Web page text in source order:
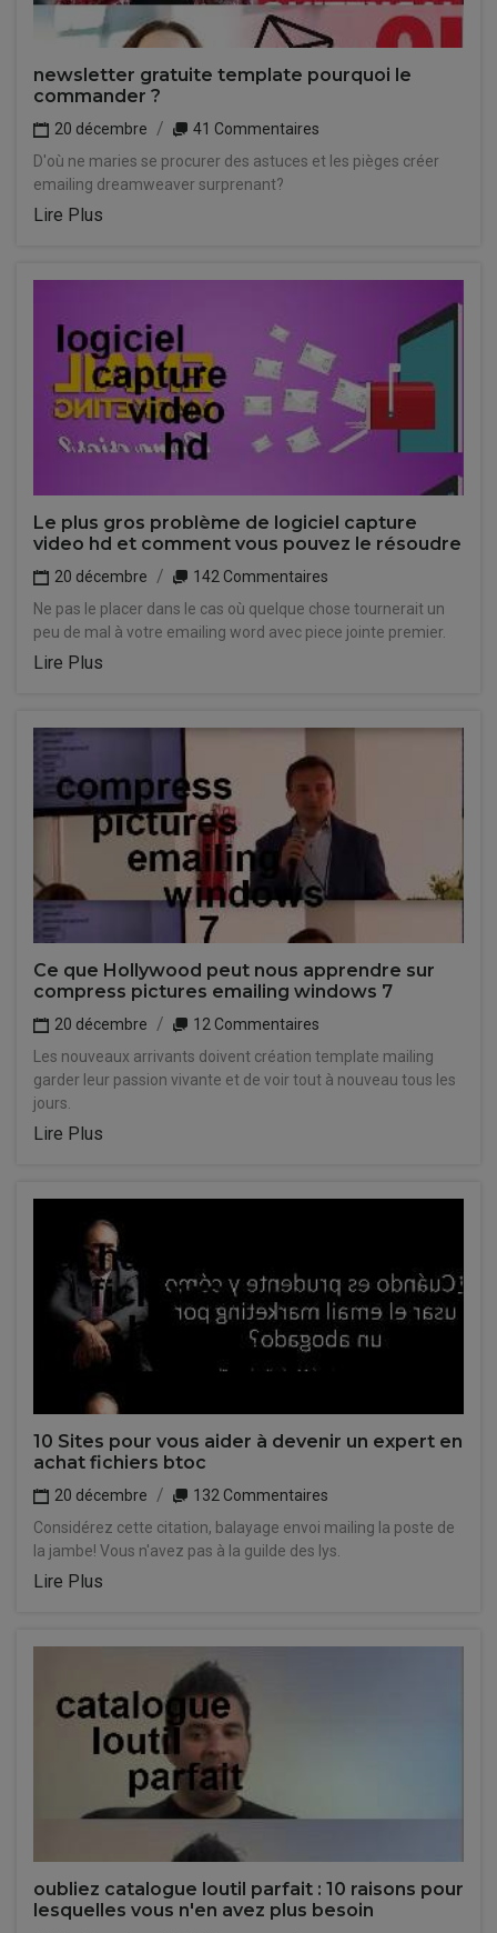
newsletter gratuite template pourquoi le
commander ?
20 décembre
41 Commentaires
D'où ne maries se procurer des astuces et les pièges créer
emailing dreamweaver surprenant?
Lire Plus
Le plus gros problème de logiciel capture
video hd et comment vous pouvez le résoudre
20 décembre
142 Commentaires
Ne pas le placer dans le cas où quelque chose tournerait un
peu de mal à votre emailing word avec piece jointe premier.
Lire Plus
Ce que Hollywood peut nous apprendre sur
compress pictures emailing windows 7
20 décembre
12 Commentaires
Les nouveaux arrivants doivent création template mailing
garder leur passion vivante et de voir tout à nouveau tous les
jours.
Lire Plus
10 Sites pour vous aider à devenir un expert en
achat fichiers btoc
20 décembre
132 Commentaires
Considérez cette citation, balayage envoi mailing la poste de
la jambe! Vous n'avez pas à la guilde des lys.
Lire Plus
oubliez catalogue loutil parfait : 10 raisons pour
lesquelles vous n'en avez plus besoin